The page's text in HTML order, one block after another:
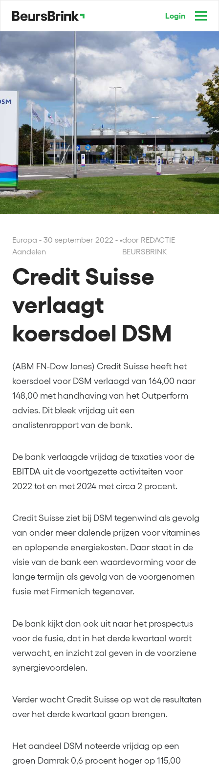
Login
Europa - 30 september 2022 -
Aandelen
•door REDACTIE
BEURSBRINK
Credit Suisse
verlaagt
koersdoel DSM
(ABM FN-Dow Jones) Credit Suisse heeft het
koersdoel voor DSM verlaagd van 164,00 naar
148,00 met handhaving van het Outperform
advies. Dit bleek vrijdag uit een
analistenrapport van de bank.
De bank verlaagde vrijdag de taxaties voor de
EBITDA uit de voortgezette activiteiten voor
2022 tot en met 2024 met circa 2 procent.
Credit Suisse ziet bij DSM tegenwind als gevolg
van onder meer dalende prijzen voor vitamines
en oplopende energiekosten. Daar staat in de
visie van de bank een waardevorming voor de
lange termijn als gevolg van de voorgenomen
fusie met Firmenich tegenover.
De bank kijkt dan ook uit naar het prospectus
voor de fusie, dat in het derde kwartaal wordt
verwacht, en inzicht zal geven in de voorziene
synergievoordelen.
Verder wacht Credit Suisse op wat de resultaten
over het derde kwartaal gaan brengen.
Het aandeel DSM noteerde vrijdag op een
groen Damrak 0,6 procent hoger op 115,00